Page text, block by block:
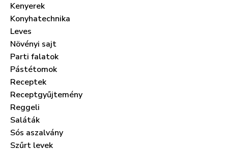
Kenyerek
Konyhatechnika
Leves
Növényi sajt
Parti falatok
Pástétomok
Receptek
Receptgyűjtemény
Reggeli
Saláták
Sós aszalvány
Szűrt levek